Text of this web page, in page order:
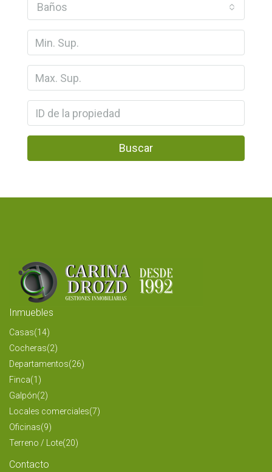
Baños
Buscar
Inmuebles
Casas(14)
Cocheras(2)
Departamentos(26)
Finca(1)
Galpón(2)
Locales comerciales(7)
Oficinas(9)
Terreno / Lote(20)
Contacto